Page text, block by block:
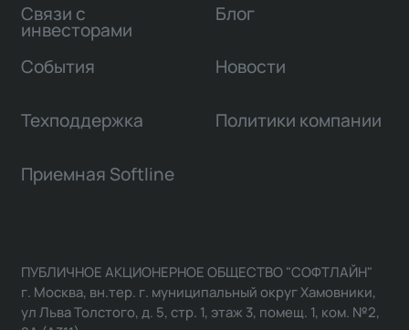
Связи с
инвесторами
Блог
События Новости
Техподдержка Политики компании
Приемная Softline
ПУБЛИЧНОЕ АКЦИОНЕРНОЕ ОБЩЕСТВО "СОФТЛАЙН"
г. Москва, вн.тер. г. муниципальный округ Хамовники,
ул Льва Толстого, д. 5, стр. 1, этаж 3, помещ. 1, ком. №2,